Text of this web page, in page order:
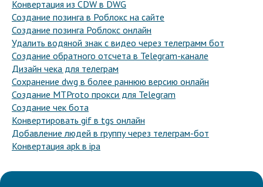
Конвертация из CDW в DWG
Создание позинга в Роблокс на сайте
Создание позинга Роблокс онлайн
Удалить водяной знак с видео через телеграмм бот
Создание обратного отсчета в Telegram-канале
Дизайн чека для телеграм
Сохранение dwg в более раннюю версию онлайн
Создание MTProto прокси для Telegram
Создание чек бота
Конвертировать gif в tgs онлайн
Добавление людей в группу через телеграм-бот
Конвертация apk в ipa